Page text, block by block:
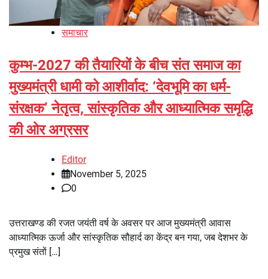
समाचार
कुम्भ-2027 की तैयारियों के बीच संत समाज का
मुख्यमंत्री धामी को आशीर्वाद: ‘देवभूमि का धर्म-
संरक्षक’ नेतृत्व, सांस्कृतिक और आध्यात्मिक समृद्धि
की ओर अग्रसर
Editor
November 5, 2025
0
उत्तराखण्ड की रजत जयंती वर्ष के अवसर पर आज मुख्यमंत्री आवास
आध्यात्मिक ऊर्जा और सांस्कृतिक सौहार्द का केंद्र बन गया, जब देशभर के
प्रमुख संतों […]